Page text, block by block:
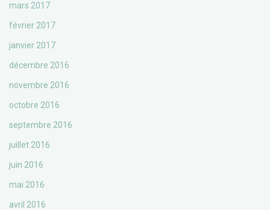
mars 2017
février 2017
janvier 2017
décembre 2016
novembre 2016
octobre 2016
septembre 2016
juillet 2016
juin 2016
mai 2016
avril 2016